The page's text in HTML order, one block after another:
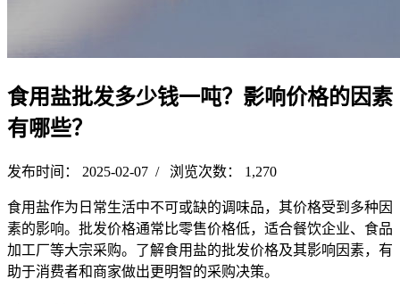
食用盐批发多少钱一吨？影响价格的因素
有哪些？
发布时间： 2025-02-07 / 浏览次数： 1,270
食用盐作为日常生活中不可或缺的调味品，其价格受到多种因
素的影响。批发价格通常比零售价格低，适合餐饮企业、食品
加工厂等大宗采购。了解食用盐的批发价格及其影响因素，有
助于消费者和商家做出更明智的采购决策。